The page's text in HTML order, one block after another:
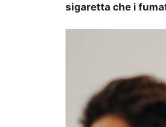
sigaretta che i